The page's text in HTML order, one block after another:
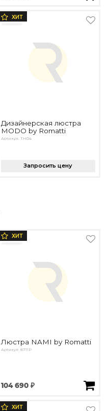
ХИТ
Дизайнерская люстра
MODO by Romatti
Артикул: TH04
Запросить цену
ХИТ
Люстра NAMI by Romatti
Артикул: 8711P
104 690 ₽
ХИТ